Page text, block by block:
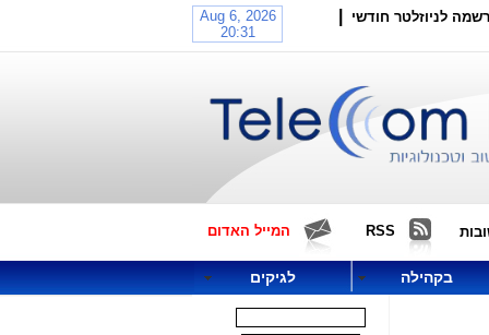
לניוזלטר חודשי
RSS המייל האדום
בקהילה לגיקים